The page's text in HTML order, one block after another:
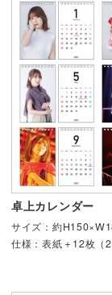
卓上カレンダー
サイズ：約
仕様：表紙＋12枚（